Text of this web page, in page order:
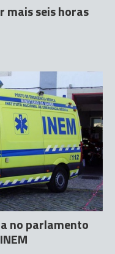
mais seis horas
no parlamento